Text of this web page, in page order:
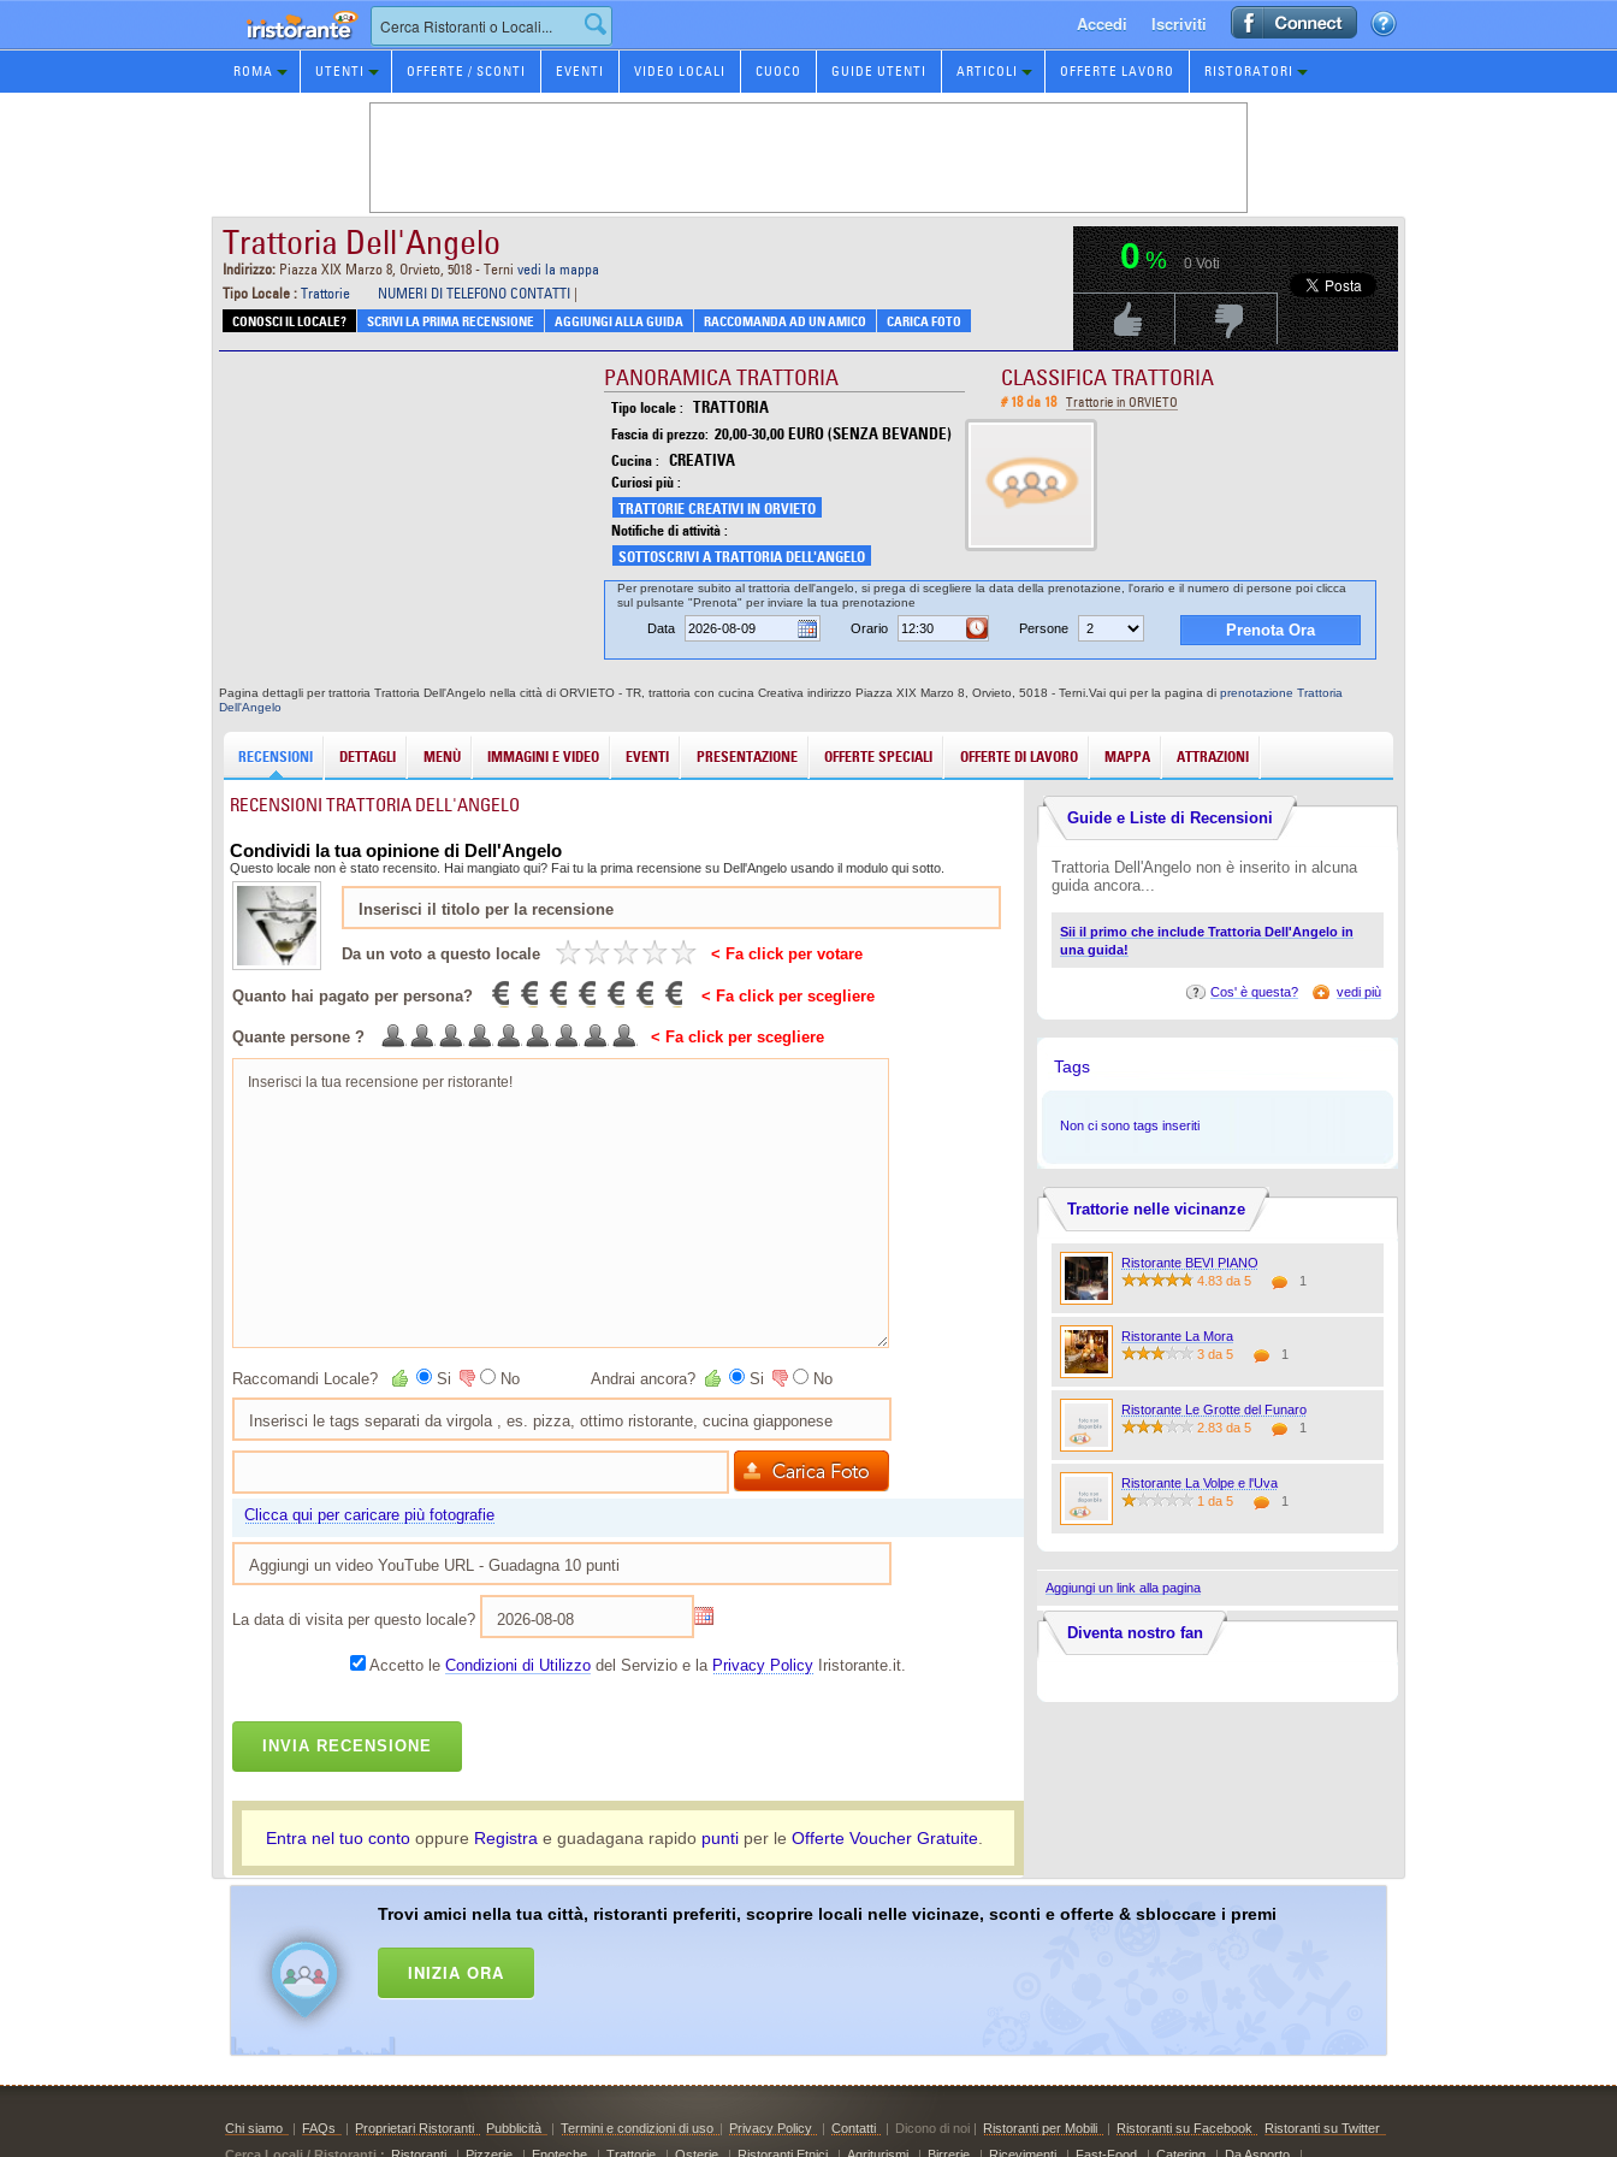
Prenotazione
Ristorante
Accedi Iscriviti
ROMA UTENTI OFFERTE / SCONTI EVENTI VIDEO LOCALI CUOCO GUIDE UTENTI ARTICOLI OFFERTE LAVORO RISTORATORI
Trattoria Dell'Angelo
Indirizzo: Piazza XIX Marzo 8, Orvieto, 5018 - Terni vedi la mappa
Tipo Locale : Trattorie NUMERI DI TELEFONO CONTATTI |
CONOSCI IL LOCALE? SCRIVI LA PRIMA RECENSIONE AGGIUNGI ALLA GUIDA RACCOMANDA AD UN AMICO CARICA FOTO
0% 0Voti
Voti PositivoVoti Negativo
PANORAMICA TRATTORIA
Tipo locale : TRATTORIA
Fascia di prezzo: 20,00-30,00 EURO (SENZA BEVANDE)
Cucina : CREATIVA
Curiosi più :
TRATTORIE CREATIVI IN ORVIETO
Notifiche di attività :
SOTTOSCRIVI A TRATTORIA DELL'ANGELO
CLASSIFICA TRATTORIA
# 18 da 18 Trattorie in ORVIETO
Per prenotare subito al trattoria dell'angelo, si prega di scegliere la data della prenotazione, l'orario e il numero di persone poi clicca
sul pulsante "Prenota" per inviare la tua prenotazione
Data Orario Persone
Pagina dettagli per trattoria Trattoria Dell'Angelo nella città di ORVIETO - TR, trattoria con cucina Creativa indirizzo Piazza XIX Marzo 8, Orvieto, 5018 - Terni.Vai qui per la pagina di prenotazione Trattoria
Dell'Angelo
RECENSIONI DETTAGLI MENÙ IMMAGINI E VIDEO EVENTI PRESENTAZIONE OFFERTE SPECIALI OFFERTE DI LAVORO MAPPA ATTRAZIONI
RECENSIONI TRATTORIA DELL'ANGELO
Condividi la tua opinione di Dell'Angelo
Questo locale non è stato recensito. Hai mangiato qui? Fai tu la prima recensione su Dell'Angelo usando il modulo qui sotto.
Da un voto a questo locale < Fa click per votare
Quanto hai pagato per persona? < Fa click per scegliere
Quante persone ? < Fa click per scegliere
Raccomandi Locale? Si No Andrai ancora? Si No
Clicca qui per caricare più fotografie
La data di visita per questo locale?
Accetto le Condizioni di Utilizzodel Servizio e la Privacy PolicyIristorante.it.
INVIA RECENSIONE
Entra nel tuo contooppure Registra e guadagana rapido puntiper le Offerte Voucher Gratuite.
Guide e Liste di Recensioni
Trattoria Dell'Angelo non è inserito in alcuna
guida ancora...
Sii il primo che include Trattoria Dell'Angelo in
una guida!
Cos' è questa? vedi più
Tags
Non ci sono tags inseriti
Trattorie nelle vicinanze
Ristorante BEVI PIANO
4.83 da 5
1
Ristorante La Mora
3 da 5
1
Ristorante Le Grotte del Funaro
2.83 da 5
1
Ristorante La Volpe e l'Uva
1 da 5
1
Aggiungi un link alla pagina
Diventa nostro fan
Trovi amici nella tua città, ristoranti preferiti, scoprire locali nelle vicinaze, sconti e offerte & sbloccare i premi
INIZIA ORA
Chi siamo | FAQs | Proprietari Ristoranti Pubblicità | Termini e condizioni di uso | Privacy Policy | Contatti | Dicono di noi | Ristoranti per Mobili | Ristoranti su Facebook
Ristoranti su Twitter